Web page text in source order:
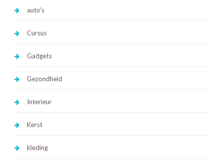
auto's
Cursus
Gadgets
Gezondheid
Interieur
Kerst
kleding